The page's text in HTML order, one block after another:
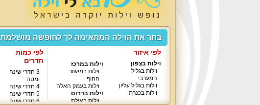
בחר את הוילה המתאימה לך לחופשה מושלמת
לפי איזור
וילות בצפון
וילות בגליל
המערבי
וילות בגליל עליון
וילות בכנרת
וילות במרכז
וילות במישור
החוף
וילות בעמק האלה
וילות בדרום
וילות באילת
לפי כמות
חדרים
3 חדרי שינה
ומטה
4 חדרי שינה
5 חדרי שינה
6 חדרי שינה